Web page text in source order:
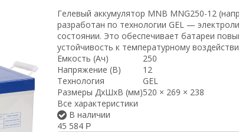
Гелевый аккумулятор MNB MNG250-12
разработан по технологии GEL —
состоянии. Это обеспечивает батареи
устойчивость к температурному
Емкость (Ач)
250
Напряжение (В)
12
Технология
GEL
Размеры ДxШxВ (мм)520 × 269 × 238
Все характеристики
В наличии
45 584 Р